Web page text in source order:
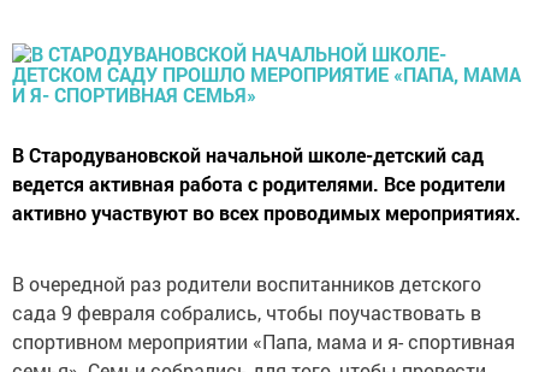
В Стародувановской начальной школе-детский сад
ведется активная работа с родителями. Все родители
активно участвуют во всех проводимых мероприятиях.
В очередной раз родители воспитанников детского
сада 9 февраля собрались, чтобы поучаствовать в
спортивном мероприятии «Папа, мама и я- спортивная